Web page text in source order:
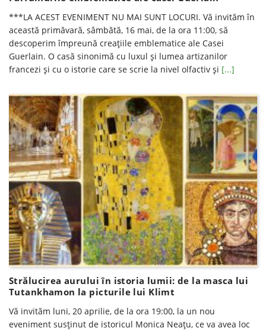
***LA ACEST EVENIMENT NU MAI SUNT LOCURI. Vă invităm în
această primăvară, sâmbătă, 16 mai, de la ora 11:00, să
descoperim împreună creațiile emblematice ale Casei
Guerlain. O casă sinonimă cu luxul și lumea artizanilor
francezi și cu o istorie care se scrie la nivel olfactiv și [...]
Strălucirea aurului în istoria lumii: de la masca lui
Tutankhamon la picturile lui Klimt
Vă invităm luni, 20 aprilie, de la ora 19:00, la un nou
eveniment susținut de istoricul Monica Neațu, ce va avea loc